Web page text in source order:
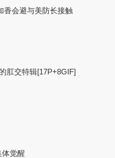
香会避与美防长接触
肛交特辑[17P+8GIF]
觉醒